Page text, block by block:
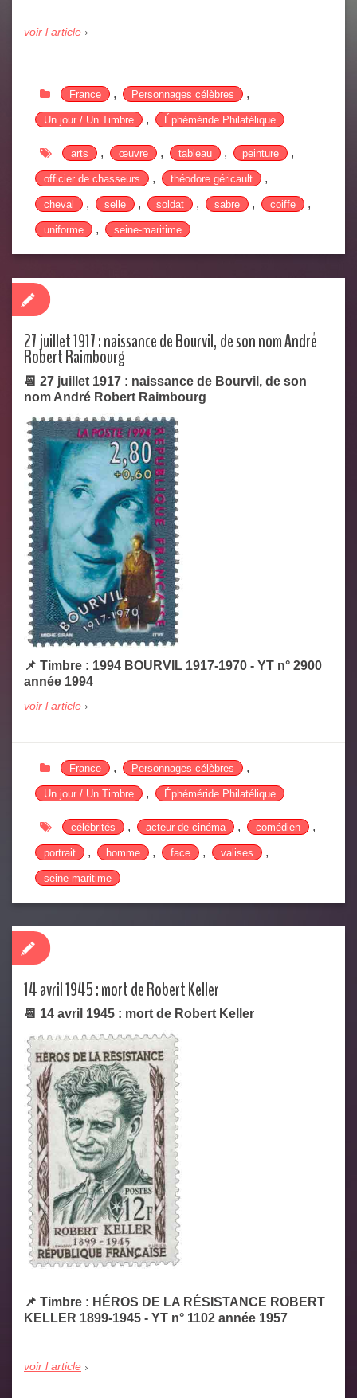
voir l article
France , Personnages célèbres ,
Un jour / Un Timbre , Éphéméride Philatélique
arts , œuvre , tableau , peinture ,
officier de chasseurs , théodore géricault ,
cheval , selle , soldat , sabre , coiffe ,
uniforme , seine-maritime
27 juillet 1917 : naissance de Bourvil, de son nom André
Robert Raimbourg
📆 27 juillet 1917 : naissance de Bourvil, de son
nom André Robert Raimbourg
📌 Timbre : 1994 BOURVIL 1917-1970 - YT n° 2900
année 1994
voir l article
France , Personnages célèbres ,
Un jour / Un Timbre , Éphéméride Philatélique
célébrités , acteur de cinéma , comédien ,
portrait , homme , face , valises ,
seine-maritime
14 avril 1945 : mort de Robert Keller
📆 14 avril 1945 : mort de Robert Keller
📌 Timbre : HÉROS DE LA RÉSISTANCE ROBERT
KELLER 1899-1945 - YT n° 1102 année 1957
voir l article